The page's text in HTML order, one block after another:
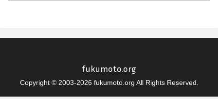
fukumoto.org
Copyright © 2003-2026 fukumoto.org All Rights Reserved.